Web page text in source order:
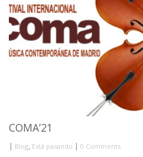
COMA’21
| Blog, Está pasando | 0 Comments